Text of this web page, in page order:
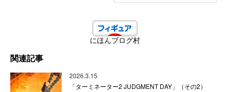
にほんブログ村
関連記事
2026.3.15
「ターミネーター2 JUDGMENT DAY」（その2）